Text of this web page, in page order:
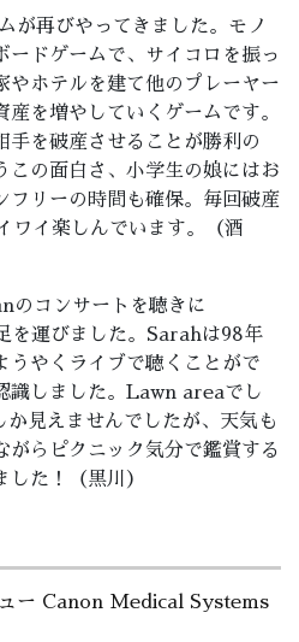
が再びやってきました。モノ
ードゲームで、サイコロを振っ
やホテルを建て他のプレーヤー
を増やしていくゲームです。
手を破産させることが勝利の
この面白さ、小学生の娘にはお
フリーの時間も確保。毎回破産
ワイ楽しんでいます。（酒
コンサートを聴きに
を運びました。Sarahは98年
うやくライブで聴くことがで
識しました。Lawn areaでし
見えませんでしたが、天気も
がらピクニック気分で鑑賞する
た！（黒川）
ー Canon Medical Systems